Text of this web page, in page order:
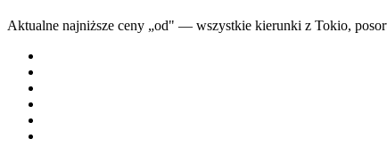
Aktualne najniższe ceny „od" — wszystkie kierunki z Tokio,